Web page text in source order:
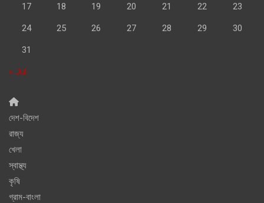
17 18 19 20 21 22 23
24 25 26 27 28 29 30
31
« Jul
দেশ-বিদেশ
রাজ্য
খেলা
স্বাস্থ্য
কৃষি
গ্রাম-বাংলা